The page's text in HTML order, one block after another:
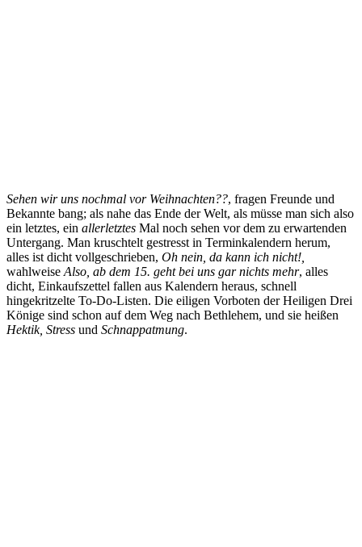
Sehen wir uns nochmal vor Weihnachten??, fragen Freunde und
Bekannte bang; als nahe das Ende der Welt, als müsse man sich also
ein letztes, ein allerletztes Mal noch sehen vor dem zu erwartenden
Untergang. Man kruschtelt gestresst in Terminkalendern herum,
alles ist dicht vollgeschrieben, Oh nein, da kann ich nicht!,
wahlweise Also, ab dem 15. geht bei uns gar nichts mehr, alles
dicht, Einkaufszettel fallen aus Kalendern heraus, schnell
hingekritzelte To-Do-Listen. Die eiligen Vorboten der Heiligen Drei
Könige sind schon auf dem Weg nach Bethlehem, und sie heißen
Hektik, Stress und Schnappatmung.